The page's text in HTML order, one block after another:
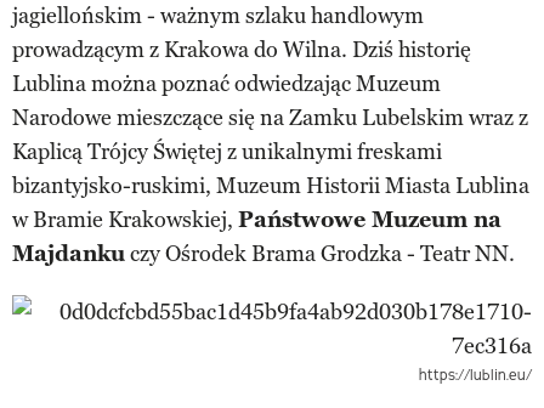
jagiellońskim - ważnym szlaku handlowym
prowadzącym z Krakowa do Wilna. Dziś historię
Lublina można poznać odwiedzając Muzeum
Narodowe mieszczące się na Zamku Lubelskim wraz z
Kaplicą Trójcy Świętej z unikalnymi freskami
bizantyjsko-ruskimi, Muzeum Historii Miasta Lublina
w Bramie Krakowskiej, Państwowe Muzeum na
Majdankuczy Ośrodek Brama Grodzka - Teatr NN.
https://lublin.eu/